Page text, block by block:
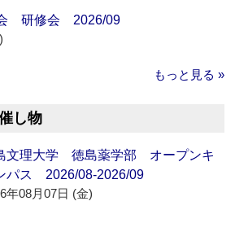
研修会 2026/09
もっと見る »
し物
文理大学 徳島薬学部 オープンキ
パス 2026/08-2026/09
年08月07日 (金)